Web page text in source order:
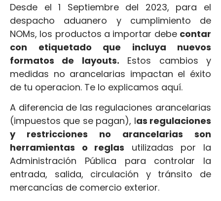
Desde el 1 Septiembre del 2023, para el
despacho aduanero y cumplimiento de
NOMs, los productos a importar debe contar
con etiquetado que incluya nuevos
formatos de layouts. Estos cambios y
medidas no arancelarias impactan el éxito
de tu operacion. Te lo explicamos aquí.
A diferencia de las regulaciones arancelarias
(impuestos que se pagan), las regulaciones
y restricciones no arancelarias son
herramientas o reglas utilizadas por la
Administración Pública para controlar la
entrada, salida, circulación y tránsito de
mercancías de comercio exterior.